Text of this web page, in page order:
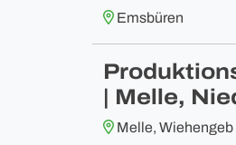
Emsbüren
| Melle,
Melle, Wiehengeb